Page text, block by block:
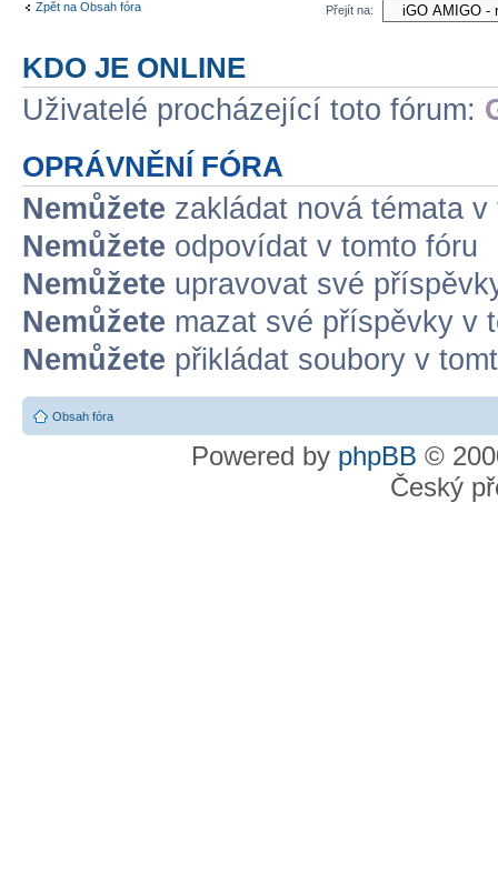
Zpět na Obsah fóra Přejít na:
KDO JE ONLINE
Uživatelé procházející toto fórum:
OPRÁVNĚNÍ FÓRA
Nemůžete zakládat nová témata v
Nemůžete odpovídat v tomto fóru
Nemůžete upravovat své
Nemůžete mazat své příspěvky v
Nemůžete přikládat soubory v
Obsah fóra
Powered by phpBB ©
Český